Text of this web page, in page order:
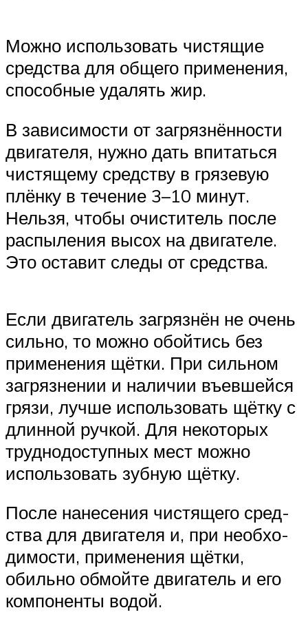
Мож­но исполь­зо­вать чистя­щие
сред­ства для обще­го при­ме­не­ния,
спо­соб­ные уда­лять жир.
В зави­си­мо­сти от загряз­нён­но­сти
дви­га­те­ля, нуж­но дать впи­тать­ся
чистя­ще­му сред­ству в гря­зе­вую
плён­ку в тече­ние 3–10 минут.
Нель­зя, что­бы очи­сти­тель после
рас­пы­ле­ния высох на дви­га­те­ле.
Это оста­вит сле­ды от сред­ства.
Если дви­га­тель загряз­нён не очень
силь­но, то мож­но обой­тись без
при­ме­не­ния щёт­ки. При силь­ном
загряз­не­нии и нали­чии въев­шей­ся
гря­зи, луч­ше исполь­зо­вать щёт­ку с
длин­ной руч­кой. Для неко­то­рых
труд­но­до­ступ­ных мест мож­но
исполь­зо­вать зуб­ную щёт­ку.
После нане­се­ния чистя­ще­го сред­
ства для дви­га­те­ля и, при необ­хо­
ди­мо­сти, при­ме­не­ния щёт­ки,
обиль­но обмой­те дви­га­тель и его
ком­по­нен­ты водой.